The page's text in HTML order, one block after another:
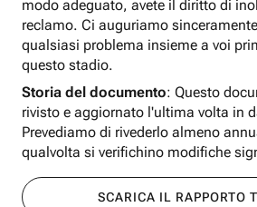
modo adeguato, avete il diritto di
reclamo. Ci auguriamo
qualsiasi problema insieme a voi
questo stadio.
Storia del documento: Questo
rivisto e aggiornato l'ultima volta in
Prevediamo di rivederlo almeno
qualvolta si verifichino modifiche
SCARICA IL RAPPORTO